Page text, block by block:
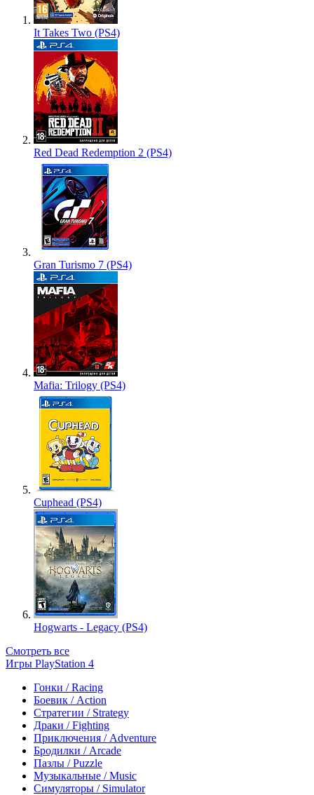
It Takes Two (PS4)
Red Dead Redemption 2 (PS4)
Gran Turismo 7 (PS4)
Mafia: Trilogy (PS4)
Cuphead (PS4)
Hogwarts - Legacy (PS4)
Смотреть все
Игры PlayStation 4
Гонки / Racing
Боевик / Action
Стратегии / Strategy
Драки / Fighting
Приключения / Adventure
Бродилки / Arcade
Пазлы / Puzzle
Музыкальные / Music
Симуляторы / Simulator